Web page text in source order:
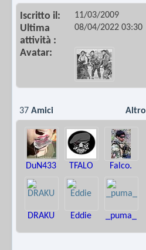
Iscritto il 11/03/2009
Ultima
attività
08/04/2022 03:30
Avatar
Altro
37 Amici
DuN433 TFALO Falco.
DRAKU Eddie _puma_